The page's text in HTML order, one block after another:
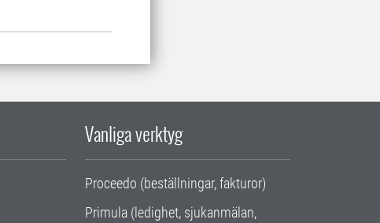
Vanliga verktyg
Proceedo (beställningar, fakturor)
Primula (ledighet, sjukanmälan,